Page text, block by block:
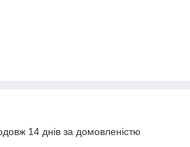
14 днів за домовленістю